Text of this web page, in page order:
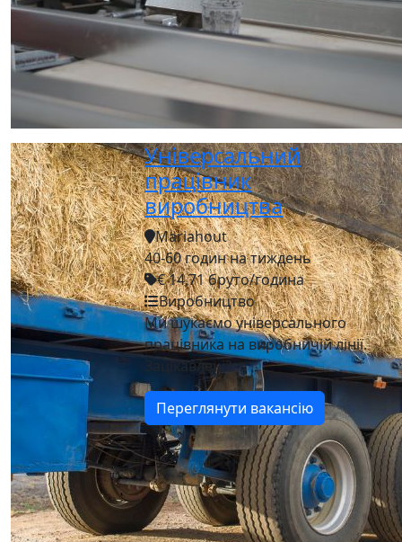
Універсальний
працівник
виробництва
Mariahout
40-60 годин на тиждень
€ 14,71 бруто/година
Виробництво
Ми шукаємо універсального
працівника на виробничій лінії.
Зацікавлені?
Переглянути вакансію